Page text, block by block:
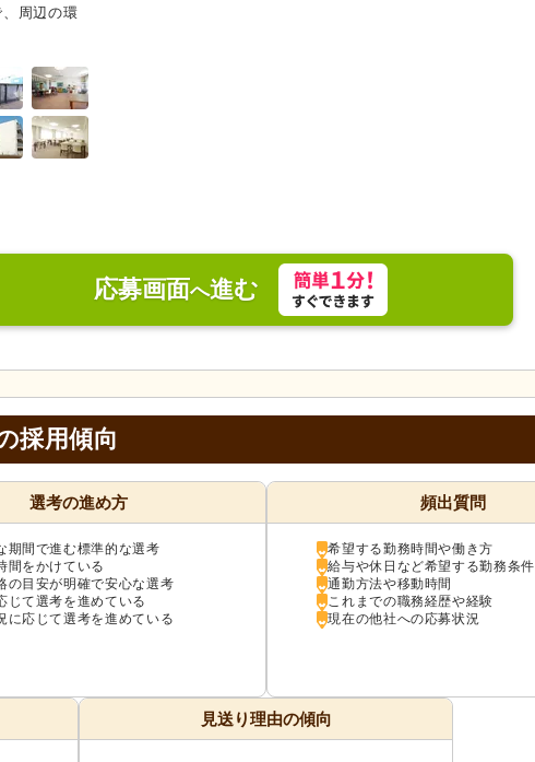
周辺の環
応募画面へ進む
採用傾向
選考の進め方
期間で進む標準的な選考
間をかけている
の目安が明確で安心な選考
じて選考を進めている
に応じて選考を進めている
頻出質問
希望する勤務時間や働き方
給与や休日など希望する勤務条件
通勤方法や移動時間
これまでの職務経歴や経験
現在の他社への応募状況
見送り理由の傾向